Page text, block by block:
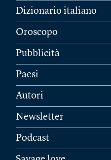
Dizionario italiano
Oroscopo
Pubblicità
Paesi
Autori
Newsletter
Podcast